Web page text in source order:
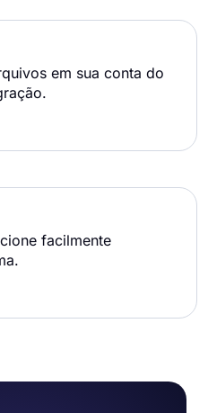
em sua conta do
facilmente